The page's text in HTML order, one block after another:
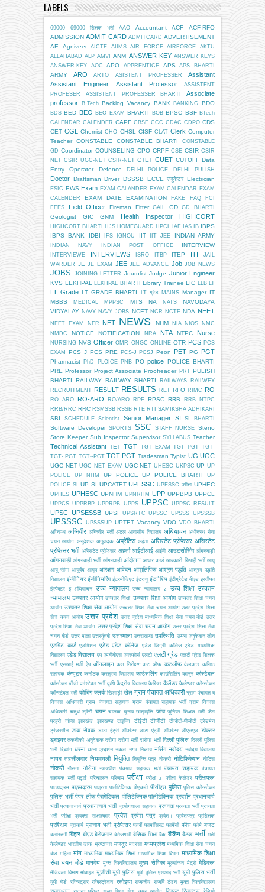
LABELS
69000 69000 शिक्षक भर्ती AAO Accountant ACF
ACF-RFO
ADMISSION ADMIT CARD ADMITCARD ADVERTISEMENT
AE
Agniveer AICTE AIIMS AIR FORCE AIRFORCE
AKTU
ALLAHABAD ALP AMVI ANM ANSWER KEY ANSWER KEYS
ANSWER-KEY
AOC APO APPRENTICE APS APS BHARTI
ARMY ARO ARTO ASISTENT PROFESSER
Assistant
Assistant Engineer
Assistant Professor
ASSISTENT
PROFESER
ASSISTENT PROFESSER BHARTI
Associate
professor
B.Tech Backlog Vacancy BANK BANKING BDO
BDS BED BEO BEO EXAM BHARTI BOB BPSC BSF BTech
CALENDAR CALENDER CAPF CBSE CCC CDAC CDPO CDS
CET CGL Chemist CHO CHSL CISF CLAT Clerk Computer
Teacher
CONSTABLE CONSTABLE BHARTI
CONSTABLE
GD Coordinator COUNSELING CPO CRPF CSE CSIR CSIR
NET CSIR UGC-NET CSIR-NET CTET CUET CUTOFF Data
Entry Operator
Defence DELHI POLICE DELHI PULISH
Doctor Draftsman Driver DSSSB ECCE एजुकेटर Electrician
ESIC EWS Exam EXAM CALANDER EXAM CALENDAR EXAM
CALENDER
EXAM DATE EXAMINATION FAKE FAQ
FCI
FEES
Field Officer Fireman Fitter GAIL GD GD BHARTI
Geologist GIC GNM Health Inspector HIGHCORT
HIGHCORT BHARTI HJS HOMEGUARD HPCL IAF IAS IB
IBPS
IBPS BANK
IDBI IFS IGNOU IIT IIT JEE INDIAN ARMY
INDIAN NAVY INDIAN POST OFFICE INTERVIEW
INTERVIEWE INTERVIEWS ISRO ITBP ITEP ITI
JAIL
WARDER JE JE EXAM JEE JEE ADVANCE Job JOB NEWS
JOBS JOINING LETTER Journlist Judge Junior Engineer
KVS LEKHPAL LEKHPAL BHARTI Library Trainee LIC LLB LT
LT Grade LT GRADE BHARTI LT ग्रेड MAINS
Manager IT
MBBS
MEDICAL MPPSC MTS NA NATS
NAVODAYA
VIDYALAY NAVY NAVY JOBS NCET NCR NCTE NDA NEET
NEET EXAM NER NET NEWS NHM NIA NIOS
NMC
NMDC
NOTICE NOTIFICATION NRA NTA NTPC Nurse
NURSING NVS Officer OMR ONGC ONLINE OTR PCS PCS
EXAM
PCS J PCS PRE PCS-J PCSJ Peon PET PG PGT
Pharmacist PhD PLOICE PNB PO police
POLICE BHARTI
PRE Professor Project Associate Proofreader PRT PULISH
BHARTI
RAILWAY RAILWAY BHARTI RAILWAYS
RAILWEY
RECRUITMENT RESULT RESULTS RET RFO RIMC RO
RO ARO RO-ARO RO/ARO RPF RPSC RRB
RRB NTPC
RRB/RRC RRC RSMSSB RSSB RTE RTI SAMIKSHA ADHIKARI
SBI SCHEDULE Scientist Senior Manager SI SI BHARTI
Software Developer SPORTS SSC STAFF NURSE
Steno
Store Keeper Sub Inspector Supervisor SYLLABUS Teacher
Technical Assistant TET TGT TGT EXAM TGT PGT TGT-
TGT- PGT TGT--PGT TGT-PGT Tradesman Typist UG UGC
UGC NET UGC NET EXAM UGC-NET UHESC UKPSC UP UP
POLICE
UP NHM UP POLICE UP POLICE BHARTI
UP
POLICE SI
UP SI UPCATET UPESSC UPESSC परीक्षा UPHEC
UPHES UPHESC UPNHM UPNRHM UPP UPPBPB UPPCL
UPPCS UPPRBP UPPRPB UPPS UPPSC UPPSC RESULT
UPSC UPSESSB UPSI UPSRTC UPSSC UPSSS UPSSSB
UPSSSC UPSSSUP UPTET Vacancy VDO VDO BHARTI
अग्निपथ अग्निवीर अग्निवीर भर्ती अटल आवासीय विद्यालय अधियाचन अधीनस्थ सेवा
चयन आयोग अनुदेशक अनुवादक अप्रेंटिस अर्हता असिस्टेंट प्रोफेसर असिस्टेंट
प्रोफेसर भर्ती अस्सिटेंट प्रोफेसर अहर्ता आईटीआई आईबी आउटसोर्सिंग आँगनबाड़ी
आंगनबाड़ी आंगनबाड़ी भर्ती आंगनवाड़ी आंदोलन आधार कार्ड आबकारी सिपाही भर्ती आयु
आयु सीमा आयुर्वेद आयुष आरक्षण आवेदन आशुलिपिक आश्रम पद्धति आश्रम पद्धति
विद्यालय इंजीनियर इंजीनियरिंग इंटरमीडिएट इंटरव्यू इंटर्नशिप इंटीग्रेटेड बीएड इस्तीफा
इंस्पेक्टर ई अधियाचन उच्च न्यायालय उच्च न्यायालय z उच्च शिक्षा उच्चतम
न्यायालय उच्चतर आयोग उच्चतर शिक्षा उच्चतर शिक्षा आयोग उच्चतर शिक्षा चयन
आयोग उच्चतर शिक्षा सेवा आयोग उच्चतर शिक्षा सेवा चयन आयोग उतर प्रदेश शिक्षा
सेवा चयन आयोग उत्तर प्रदेश उत्तर प्रदेश माध्यमिक शिक्षा सेवा चयन बोर्ड उत्तर
प्रदेश शिक्षा सेवा आयोग उत्तर प्रदेश शिक्षा सेवा चयन आयोग उत्तर प्रदेश शिक्षा सेवा
चयन बोर्ड उत्तर माला उत्तरकुंजी उत्तरमाला उत्तराखण्ड उपस्थिति उप्पस एजूकेशन लोन
एडमिट कार्ड एडमिशन एडेड एडेड कॉलेज एडेड डिग्री कॉलेज एडेड माध्यमिक
विद्यालय एडेड विद्यालय एप एमबीबीएस एयरफोर्स एलटी एलटी ग्रेड एलटी ग्रेड शिक्षक
भर्ती एसआई भर्ती ऐप ऑनलाइन कक्ष निरीक्षण कट ऑफ कटऑफ कंडक्टर कनिष्ठ
सहायक कंप्यूटर कर्नाटक कस्तूरबा विद्यालय काउंसलिंग काउंसिलिंग कानून कांस्टेबल
कांस्टेबल जीडी कांस्टेबल भर्ती कृषि केंद्रीय विद्यालय कैरियर कैलेंडर कैलेण्डर कॉन्स्टेबल
कॉन्स्टेबल भर्ती कोचिंग क्लर्क खिलाड़ी खेल ग्राम पंचायत अधिकारी ग्राम पंचायत व
विकास अधिकारी ग्राम पंचायत सहायक ग्राम पंचायत सहायक भर्ती ग्राम विकास
अधिकारी चतुर्थ श्रेणी चयन चालक चुनाव छात्रवृत्ति जांच जूनियर शिक्षक भर्ती जेल
प्रहरी
जॉब्स झारखंड झारखण्ड टाइपिंग टीईटी टीजीटी टीजीटी-पीजीटी
ट्रेडमैन
ट्रेडसमैन डाक सेवक डाटा इंट्री ऑपरेटर डाटा एंट्री ऑपरेटर डीएलएड डॉक्टर
ड्राइवर तकनीकी अनुदेशक दरोगा दरोगा भर्ती दारोगा भर्ती दिल्ली पुलिस दिल्ली पुलिस
भर्ती दिव्यांग धरना धरना-प्रदर्शन नकल नगर निकाय नर्सिंग नवोदय नवोदय विद्यालय
नायब तहसीलदार नियमावली नियुक्ति नियुक्ति पत्र नोकरी नोटिफिकेशन नोटिस
नौकरी नौसना नौसेना न्यायधीश पंचयात सहायक भर्ती पंचायत सहायक पंचायत
सहायक भर्ती पढ़ाई परिचालक परिणाम परीक्षा परीक्षा z परीक्षा कैलेंडर परीक्षाफल
पाठयक्रम पाठ्यक्रम पात्रता पालीटेक्निक पीएचडी पीसीएस पुलिस पुलिस कॉन्स्टेबल
पुलिस भर्ती पेपर लीक पैरामेडिकल पॉलिटेक्निक पॉलीटेक्निक प्रदर्शन प्रधानचार्य
भर्ती प्रधानाचार्य प्रधानाचार्य भर्ती प्रयोगशाला सहायक प्रवक्ता प्रवक्ता भर्ती प्रवक्ता
भर्ती परीक्षा
प्रवक्ता साक्षात्कार प्रवेश प्रवेश पत्र प्रवेश। प्रवेशपत्र प्रशिक्षक
प्रशिक्षण प्राचार्य प्राचार्य भर्ती प्रोफेसर फर्जी फार्मासिस्ट फार्मेसी फीस फॉर्म बजट
बर्खास्तगी बिहार बीएड बेरोजगार बेरोजगारी बेसिक शिक्षा बैंक बैंकिंग बैठक भर्ती भर्ती
कैलेण्डर भारतीय डाक भ्रष्टाचार मजदूर मदरसा मध्यप्रदेश मध्यमिक शिक्षा सेवा चयन
बोर्ड महिला मांग माध्यमिक माध्यमिक शिक्षा माध्यमिक शिक्षा विभाग माध्यमिक शिक्षा
सेवा चयन बोर्ड मानदेय मुक्त विश्वविद्यालय मुख्य सेविका मूल्यांकन मेट्रो मेडिकल
मेडिकल विभाग मोबाइल यूजीसी यूपी पुलिस यूपी पुलिस एसआई भर्ती यूपी पुलिस भर्ती
यूपी बोर्ड रजिस्ट्रार रजिस्ट्रेशन रसोइया राजकीय राजर्षि टंडन मुक्त विश्वविद्यालय